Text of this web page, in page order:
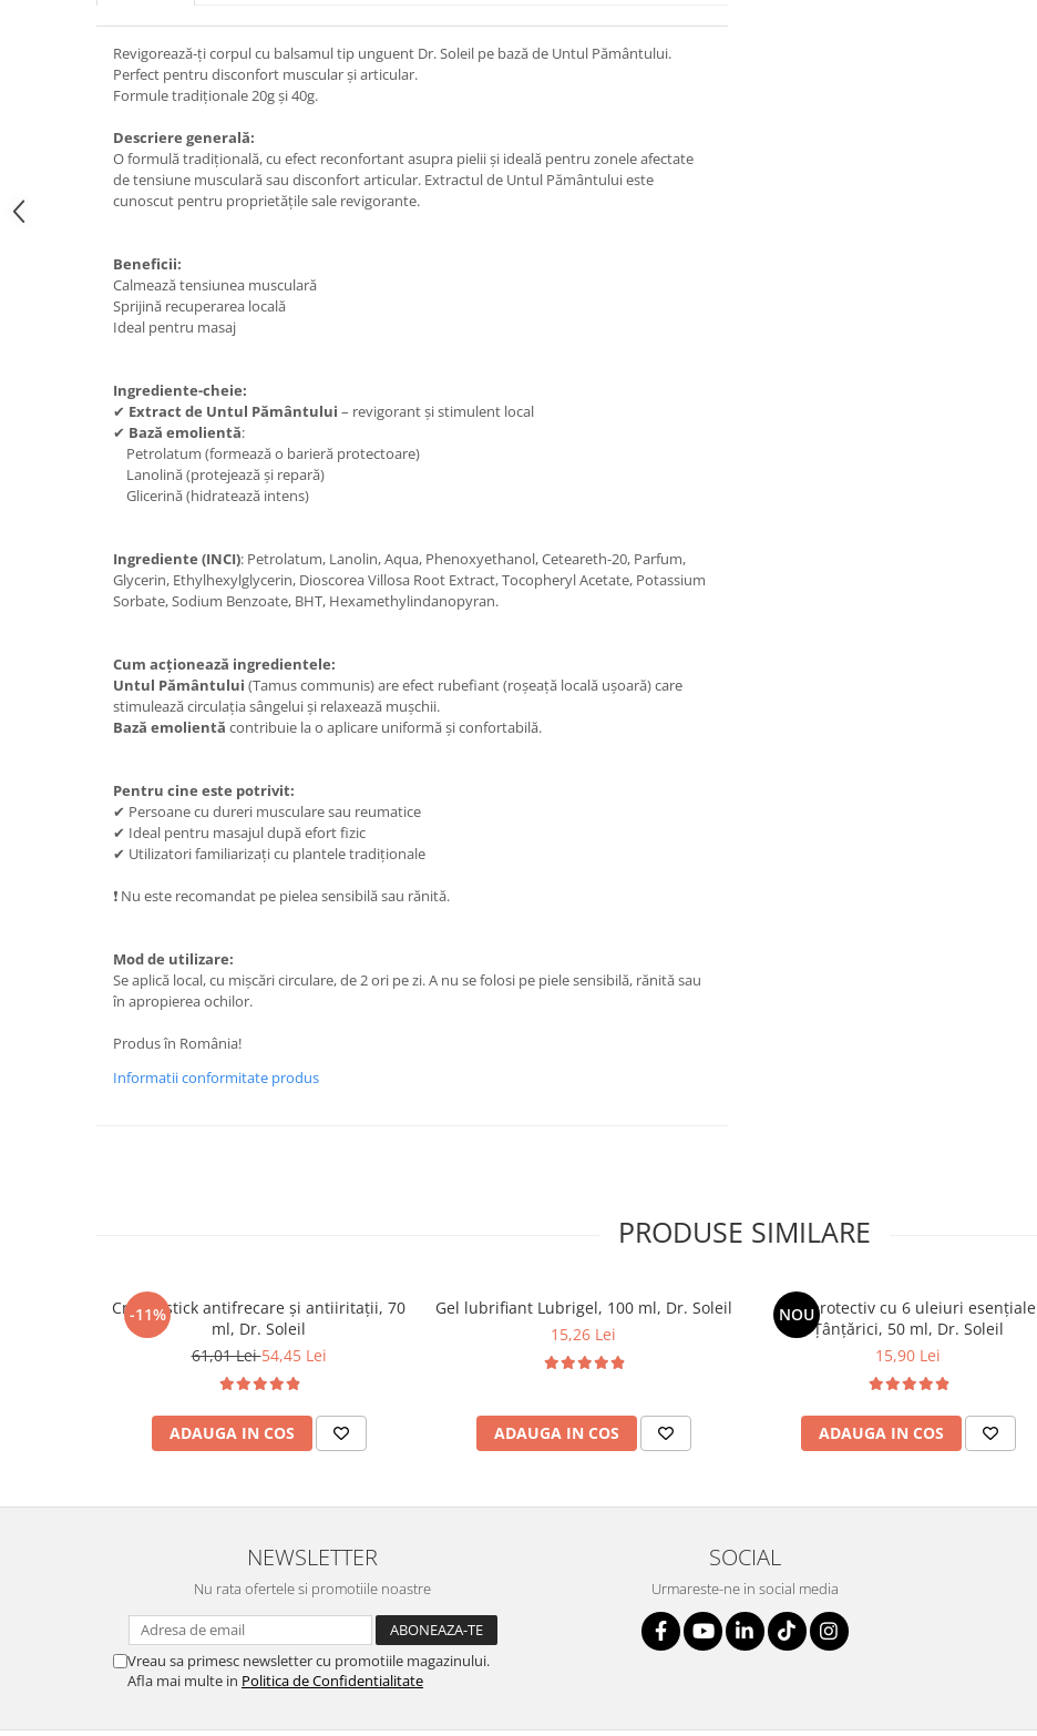
Revigorează-ți corpul cu balsamul tip unguent Dr. Soleil pe bază de Untul Pământului.
Perfect pentru disconfort muscular și articular.
Formule tradiționale 20g și 40g.
Descriere generală:
O formulă tradițională, cu efect reconfortant asupra pielii și ideală pentru zonele afectate
de tensiune musculară sau disconfort articular. Extractul de Untul Pământului este
cunoscut pentru proprietățile sale revigorante.
Beneficii:
Calmează tensiunea musculară
Sprijină recuperarea locală
Ideal pentru masaj
Ingrediente-cheie:
✔ Extract de Untul Pământului – revigorant și stimulent local
✔ Bază emolientă:
Petrolatum (formează o barieră protectoare)
Lanolină (protejează și repară)
Glicerină (hidratează intens)
Ingrediente (INCI): Petrolatum, Lanolin, Aqua, Phenoxyethanol, Ceteareth-20, Parfum,
Glycerin, Ethylhexylglycerin, Dioscorea Villosa Root Extract, Tocopheryl Acetate, Potassium
Sorbate, Sodium Benzoate, BHT, Hexamethylindanopyran.
Cum acționează ingredientele:
Untul Pământului (Tamus communis) are efect rubefiant (roșeață locală ușoară) care
stimulează circulația sângelui și relaxează mușchii.
Bază emolientă contribuie la o aplicare uniformă și confortabilă.
Pentru cine este potrivit:
✔ Persoane cu dureri musculare sau reumatice
✔ Ideal pentru masajul după efort fizic
✔ Utilizatori familiarizați cu plantele tradiționale
❗ Nu este recomandat pe pielea sensibilă sau rănită.
Mod de utilizare:
Se aplică local, cu mișcări circulare, de 2 ori pe zi. A nu se folosi pe piele sensibilă, rănită sau
în apropierea ochilor.
Produs în România!
Informatii conformitate produs
PRODUSE SIMILARE
-11%
Cremă stick antifrecare și antiiritații, 70
ml, Dr. Soleil
61,01 Lei54,45 Lei
ADAUGA IN COS
Gel lubrifiant Lubrigel, 100 ml, Dr. Soleil
15,26 Lei
ADAUGA IN COS
NOU
Gel protectiv cu 6 uleiuri esențiale
Țânțărici, 50 ml, Dr. Soleil
15,90 Lei
ADAUGA IN COS
NEWSLETTER
Nu rata ofertele si promotiile noastre
Vreau sa primesc newsletter cu promotiile magazinului.
Afla mai multe in Politica de Confidentialitate
SOCIAL
Urmareste-ne in social media